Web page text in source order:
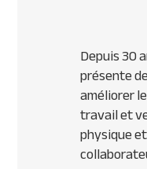
Depuis 30
présente
améliorer
travail et
physique